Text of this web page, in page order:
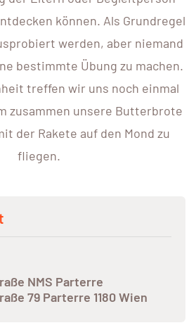
können. Als Grundregel
werden, aber niemand
bestimmte Übung zu machen.
treffen wir uns noch einmal
zusammen unsere Butterbrote
der Rakete auf den Mond zu
fliegen.
NMS Parterre
79 Parterre 1180 Wien